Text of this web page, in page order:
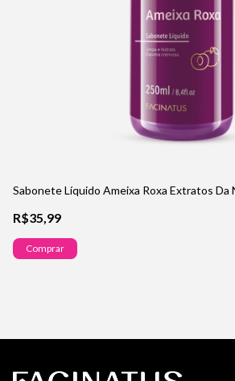
Sabonete Líquido Ameixa Roxa Extratos Da
R$35,99
Comprar